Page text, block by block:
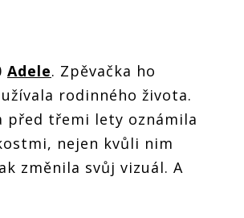
Adele. Zpěvačka ho
rodinného života.
před třemi lety oznámila
nejen kvůli nim
změnila svůj vizuál. A